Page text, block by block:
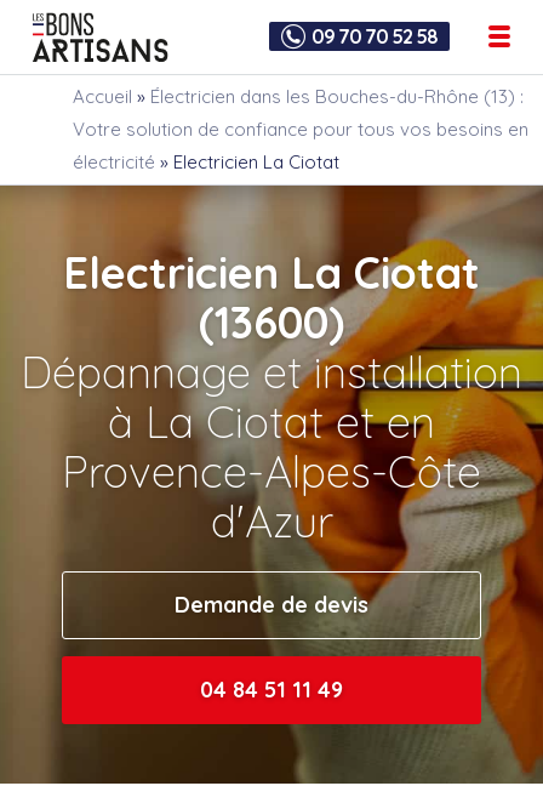
09 70 70 52 58
Accueil » Électricien dans les Bouches-du-Rhône (13) :
Votre solution de confiance pour tous vos besoins en
électricité » Electricien La Ciotat
Electricien La Ciotat
(13600)
Dépannage et installation
à La Ciotat et en
Provence-Alpes-Côte
d'Azur
Demande de devis
04 84 51 11 49